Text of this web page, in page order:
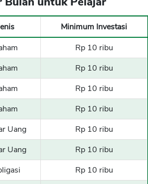
Minimum Investasi
Rp 10 ribu
Rp 10 ribu
Rp 10 ribu
Rp 10 ribu
Uang
Rp 10 ribu
Uang
Rp 10 ribu
Rp 10 ribu